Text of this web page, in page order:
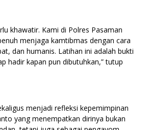
khawatir. Kami di Polres Pasaman
menjaga kamtibmas dengan cara
dan humanis. Latihan ini adalah bukti
hadir kapan pun dibutuhkan,” tutup
menjadi refleksi kepemimpinan
yang menempatkan dirinya bukan